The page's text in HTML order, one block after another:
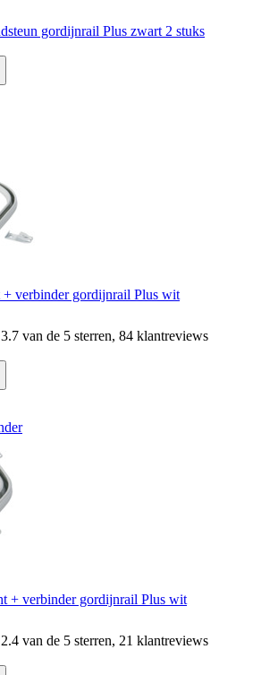
gordijnrail Plus zwart 2 stuks
+ verbinder gordijnrail Plus wit
van de 5 sterren, 84 klantreviews
+ verbinder gordijnrail Plus wit
van de 5 sterren, 21 klantreviews